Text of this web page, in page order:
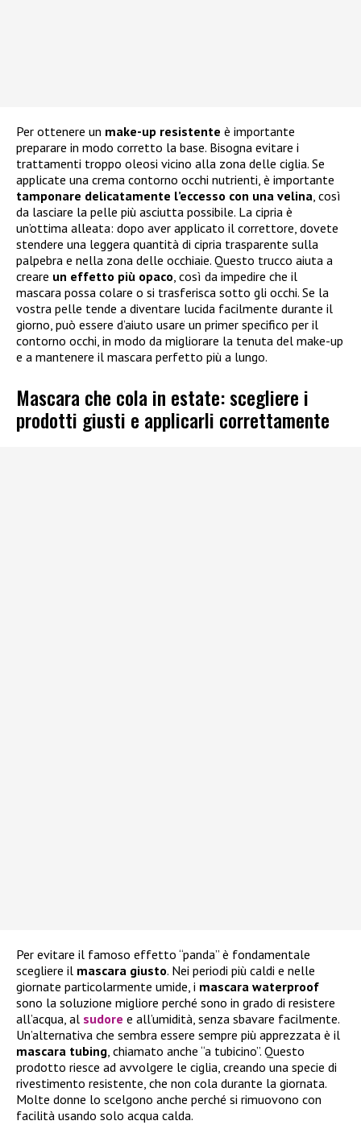
Per ottenere un make-up resistente è importante
preparare in modo corretto la base. Bisogna evitare i
trattamenti troppo oleosi vicino alla zona delle ciglia. Se
applicate una crema contorno occhi nutrienti, è importante
tamponare delicatamente l’eccesso con una velina, così
da lasciare la pelle più asciutta possibile. La cipria è
un’ottima alleata: dopo aver applicato il correttore, dovete
stendere una leggera quantità di cipria trasparente sulla
palpebra e nella zona delle occhiaie. Questo trucco aiuta a
creare un effetto più opaco, così da impedire che il
mascara possa colare o si trasferisca sotto gli occhi. Se la
vostra pelle tende a diventare lucida facilmente durante il
giorno, può essere d’aiuto usare un primer specifico per il
contorno occhi, in modo da migliorare la tenuta del make-up
e a mantenere il mascara perfetto più a lungo.
Mascara che cola in estate: scegliere i
prodotti giusti e applicarli correttamente
Per evitare il famoso effetto “panda” è fondamentale
scegliere il mascara giusto. Nei periodi più caldi e nelle
giornate particolarmente umide, i mascara waterproof
sono la soluzione migliore perché sono in grado di resistere
all’acqua, al sudore e all’umidità, senza sbavare facilmente.
Un’alternativa che sembra essere sempre più apprezzata è il
mascara tubing, chiamato anche “a tubicino”. Questo
prodotto riesce ad avvolgere le ciglia, creando una specie di
rivestimento resistente, che non cola durante la giornata.
Molte donne lo scelgono anche perché si rimuovono con
facilità usando solo acqua calda.